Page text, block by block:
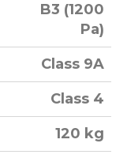
B3 (1200
Pa)
Class 9A
Class 4
120 kg